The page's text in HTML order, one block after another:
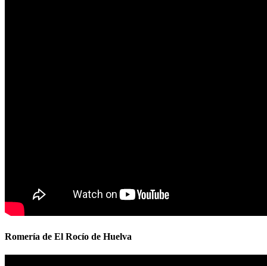
Romería de El Rocío de Huelva